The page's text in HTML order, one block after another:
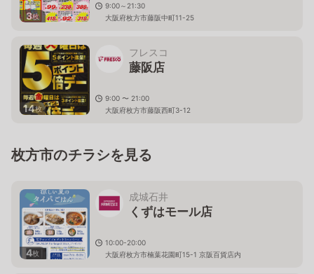
3枚
9:00～21:30
大阪府枚方市藤阪中町11-25
14枚
フレスコ
藤阪店
9:00 〜 21:00
大阪府枚方市藤阪西町3-12
枚方市のチラシを見る
4枚
成城石井
くずはモール店
10:00-20:00
大阪府枚方市楠葉花園町15-1 京阪百貨店内